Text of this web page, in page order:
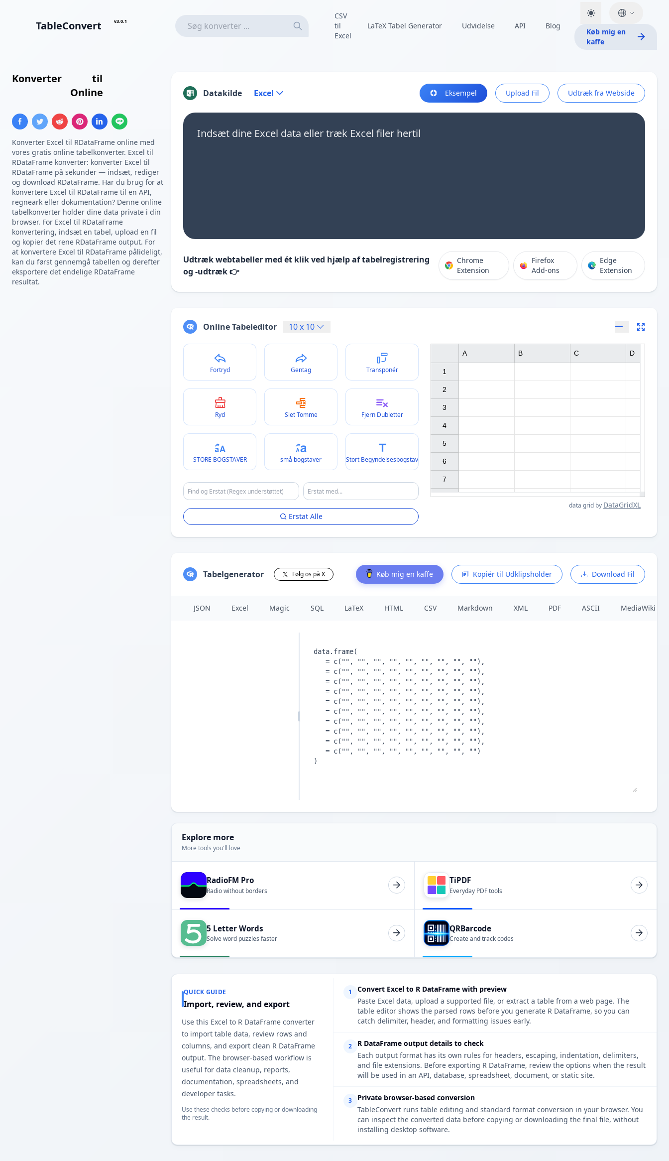
TableConvert v3.0.1
CSV
til
Excel
LaTeX Tabel Generator Udvidelse API Blog
Køb mig en
kaffe
Konverter til
Online
Konverter Excel til RDataFrame online med
vores gratis online tabelkonverter. Excel til
RDataFrame konverter: konverter Excel til
RDataFrame på sekunder — indsæt, rediger
og download RDataFrame. Har du brug for at
konvertere Excel til RDataFrame til en API,
regneark eller dokumentation? Denne online
tabelkonverter holder dine data private i din
browser. For Excel til RDataFrame
konvertering, indsæt en tabel, upload en fil
og kopier det rene RDataFrame output. For
at konvertere Excel til RDataFrame pålideligt,
kan du først gennemgå tabellen og derefter
eksportere det endelige RDataFrame
resultat.
Datakilde Excel Eksempel Upload Fil Udtræk fra Webside
Indsæt dine Excel data eller træk Excel filer hertil
Udtræk webtabeller med ét klik ved hjælp af tabelregistrering
og -udtræk 👉
Chrome
Extension
Firefox
Add-ons
Edge
Extension
Online Tabeleditor 10x 10
Fortryd Gentag Transponér
Ryd Slet Tomme Fjern Dubletter
STORE BOGSTAVER små bogstaver Stort Begyndelsesbogstav
Erstat Alle
1
2
3
4
5
6
7
A B C D
data grid by DataGridXL
Tabelgenerator Følg os på X Køb mig en kaffe Kopiér til Udklipsholder Download Fil
JSON Excel Magic SQL LaTeX HTML CSV Markdown XML PDF ASCII MediaWiki
Explore more
More tools you'll love
RadioFM Pro
Radio without borders
TiPDF
Everyday PDF tools
5 Letter Words
Solve word puzzles faster
QRBarcode
Create and track codes
QUICK GUIDE
Import, review, and export
Use this Excel to R DataFrame converter
to import table data, review rows and
columns, and export clean R DataFrame
output. The browser-based workflow is
useful for data cleanup, reports,
documentation, spreadsheets, and
developer tasks.
Use these checks before copying or downloading
the result.
1
Convert Excel to R DataFrame with preview
Paste Excel data, upload a supported file, or extract a table from a web page. The
table editor shows the parsed rows before you generate R DataFrame, so you can
catch delimiter, header, and formatting issues early.
2
R DataFrame output details to check
Each output format has its own rules for headers, escaping, indentation, delimiters,
and file extensions. Before exporting R DataFrame, review the options when the result
will be used in an API, database, spreadsheet, document, or static site.
3
Private browser-based conversion
TableConvert runs table editing and standard format conversion in your browser. You
can inspect the converted data before copying or downloading the final file, without
installing desktop software.